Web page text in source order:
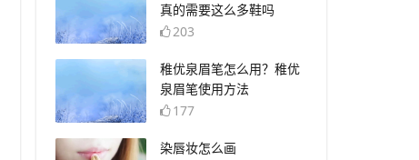
真的需要这么多鞋吗
203
​稚优泉眉笔怎么用？稚优
泉眉笔使用方法
177
​染唇妆怎么画